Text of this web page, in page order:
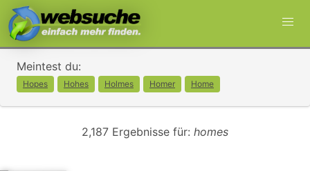
Meintest du:
Hopes Hohes Holmes Homer Home
2,187 Ergebnisse für: homes